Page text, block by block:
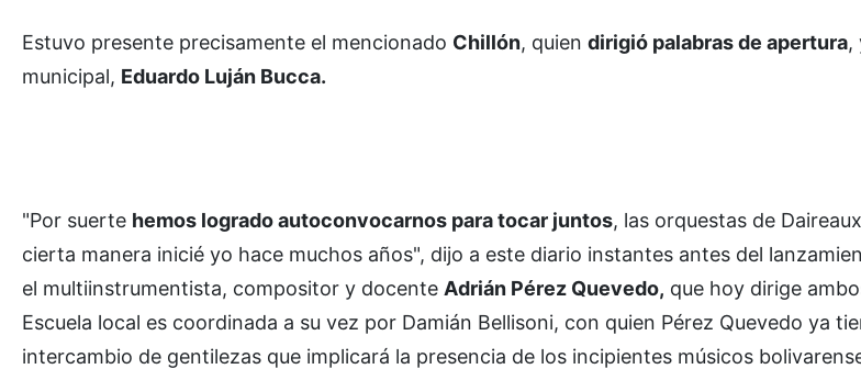
Estuvo presente precisamente el mencionado Chillón, quien dirigió palabras de apertura,
municipal, Eduardo Luján Bucca.
"Por suerte hemos logrado autoconvocarnos para tocar juntos, las orquestas de
cierta manera inicié yo hace muchos años", dijo a este diario instantes antes del
el multiinstrumentista, compositor y docente Adrián Pérez Quevedo, que hoy dirige
Escuela local es coordinada a su vez por Damián Bellisoni, con quien Pérez Quevedo ya
intercambio de gentilezas que implicará la presencia de los incipientes músicos